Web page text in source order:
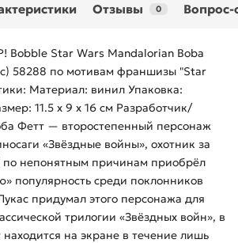
Отзывы 0 Вопрос-
Bobble Star Wars Mandalorian Boba
58288 по мотивам франшизы "Star
Материал: винил Упаковка:
11.5 х 9 х 16 см Разработчик/
Фетт — второстепенный персонаж
«Звёздные войны», охотник за
по непонятным причинам приобрёл
популярность среди поклонников
придумал этого персонажа для
трилогии «Звёздных войн», в
на экране в течение лишь